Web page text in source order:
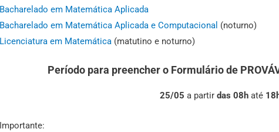
Bacharelado em Matemática Aplicada
Bacharelado em Matemática Aplicada e Computacional (noturno)
Licenciatura em Matemática (matutino e noturno)
Período para preencher o Formulário de
25/05 a partir das 08h até
Importante: